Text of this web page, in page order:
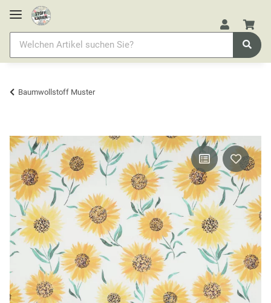
Baumwollstoff Muster